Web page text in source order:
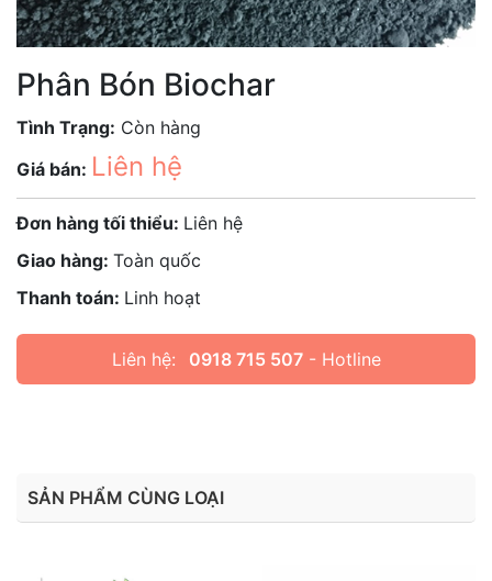
Phân Bón Biochar
Tình Trạng: Còn hàng
Giá bán: Liên hệ
Đơn hàng tối thiểu: Liên hệ
Giao hàng: Toàn quốc
Thanh toán: Linh hoạt
Liên hệ: 0918 715 507- Hotline
SẢN PHẨM CÙNG LOẠI